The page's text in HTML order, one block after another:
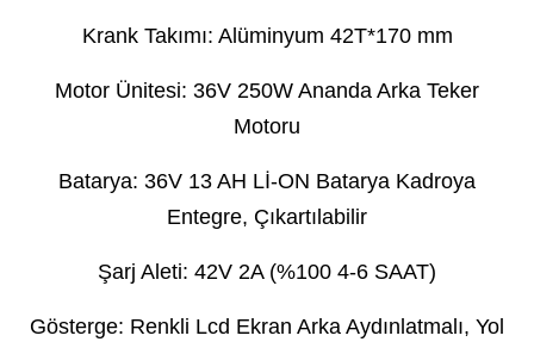
Krank Takımı: Alüminyum 42T*170 mm
Motor Ünitesi: 36V 250W Ananda Arka Teker
Motoru
Batarya: 36V 13 AH Lİ-ON Batarya Kadroya
Entegre, Çıkartılabilir
Şarj Aleti: 42V 2A (%100 4-6 SAAT)
Gösterge: Renkli Lcd Ekran Arka Aydınlatmalı, Yol